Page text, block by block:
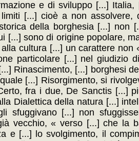
e di sviluppo [...]
[...] cioè a non assolvere,
della borghesia [...] non
[...] sono di origine popolare,
cultura [...] un carattere
particolare [...] nel giudizio
Rinascimento, [...] borghesi
[...] Risorgimento, si
fra i due, De Sanctis [...]
Dialettica della natura [...]
sfuggivano [...] non
vecchio, « verso [...] che la
e [...] lo svolgimento, il